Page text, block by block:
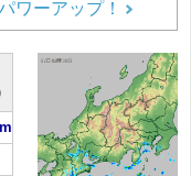
ワーアップ！